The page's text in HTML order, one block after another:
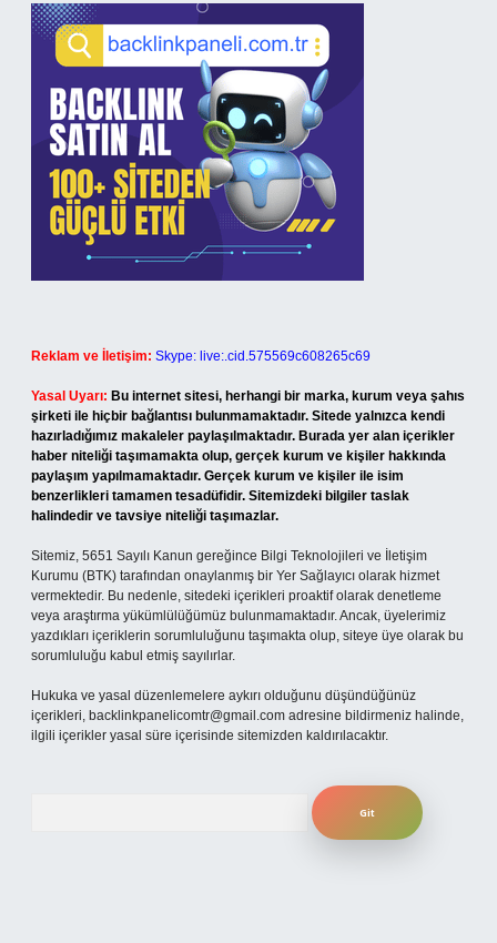
Reklam ve İletişim: Skype: live:.cid.575569c608265c69
Yasal Uyarı: Bu internet sitesi, herhangi bir marka, kurum veya şahıs
şirketi ile hiçbir bağlantısı bulunmamaktadır. Sitede yalnızca kendi
hazırladığımız makaleler paylaşılmaktadır. Burada yer alan içerikler
haber niteliği taşımamakta olup, gerçek kurum ve kişiler hakkında
paylaşım yapılmamaktadır. Gerçek kurum ve kişiler ile isim
benzerlikleri tamamen tesadüfidir. Sitemizdeki bilgiler taslak
halindedir ve tavsiye niteliği taşımazlar.
Sitemiz, 5651 Sayılı Kanun gereğince Bilgi Teknolojileri ve İletişim
Kurumu (BTK) tarafından onaylanmış bir Yer Sağlayıcı olarak hizmet
vermektedir. Bu nedenle, sitedeki içerikleri proaktif olarak denetleme
veya araştırma yükümlülüğümüz bulunmamaktadır. Ancak, üyelerimiz
yazdıkları içeriklerin sorumluluğunu taşımakta olup, siteye üye olarak bu
sorumluluğu kabul etmiş sayılırlar.
Hukuka ve yasal düzenlemelere aykırı olduğunu düşündüğünüz
içerikleri, backlinkpanelicomtr@gmail.com adresine bildirmeniz halinde,
ilgili içerikler yasal süre içerisinde sitemizden kaldırılacaktır.